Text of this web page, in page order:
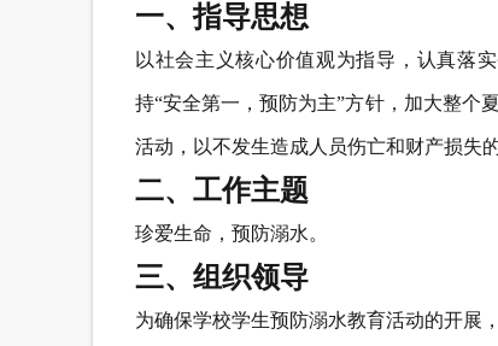
一、指导思想
以社会主义核心价值观为指导，认真落
持“安全第一，预防为主”方针，加大整个
活动，以不发生造成人员伤亡和财产损失
二、工作主题
珍爱生命，预防溺水。
三、组织领导
为确保学校学生预防溺水教育活动的开展